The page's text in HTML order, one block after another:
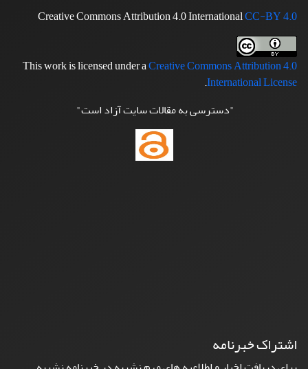
Creative Commons Attribution 4.0 InternationalCC-BY 4.0
This work is licensed under aCreative Commons Attribution 4.0
International License
.
"دسترسی به مقالات سایت آزاد است"
اشتراک خبرنامه